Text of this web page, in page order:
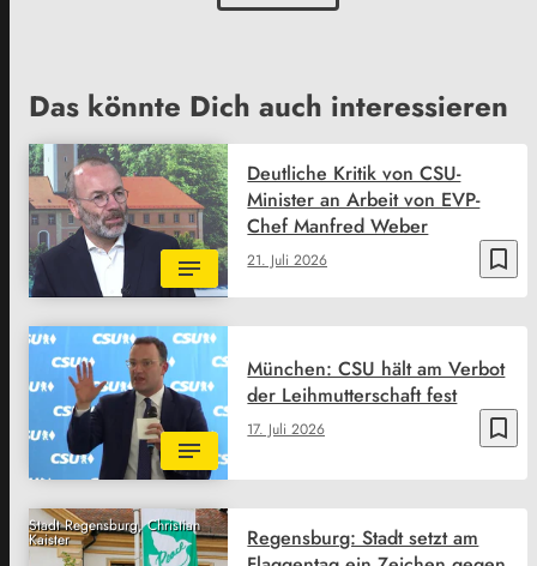
Das könnte Dich auch interessieren
bookmark_border
21. Juli 2026
Deutliche Kritik von CSU-
Minister an Arbeit von EVP-
Chef Manfred Weber
bookmark_border
17. Juli 2026
München: CSU hält am Verbot
der Leihmutterschaft fest
Stadt Regensburg, Christian
Kaister
Regensburg: Stadt setzt am